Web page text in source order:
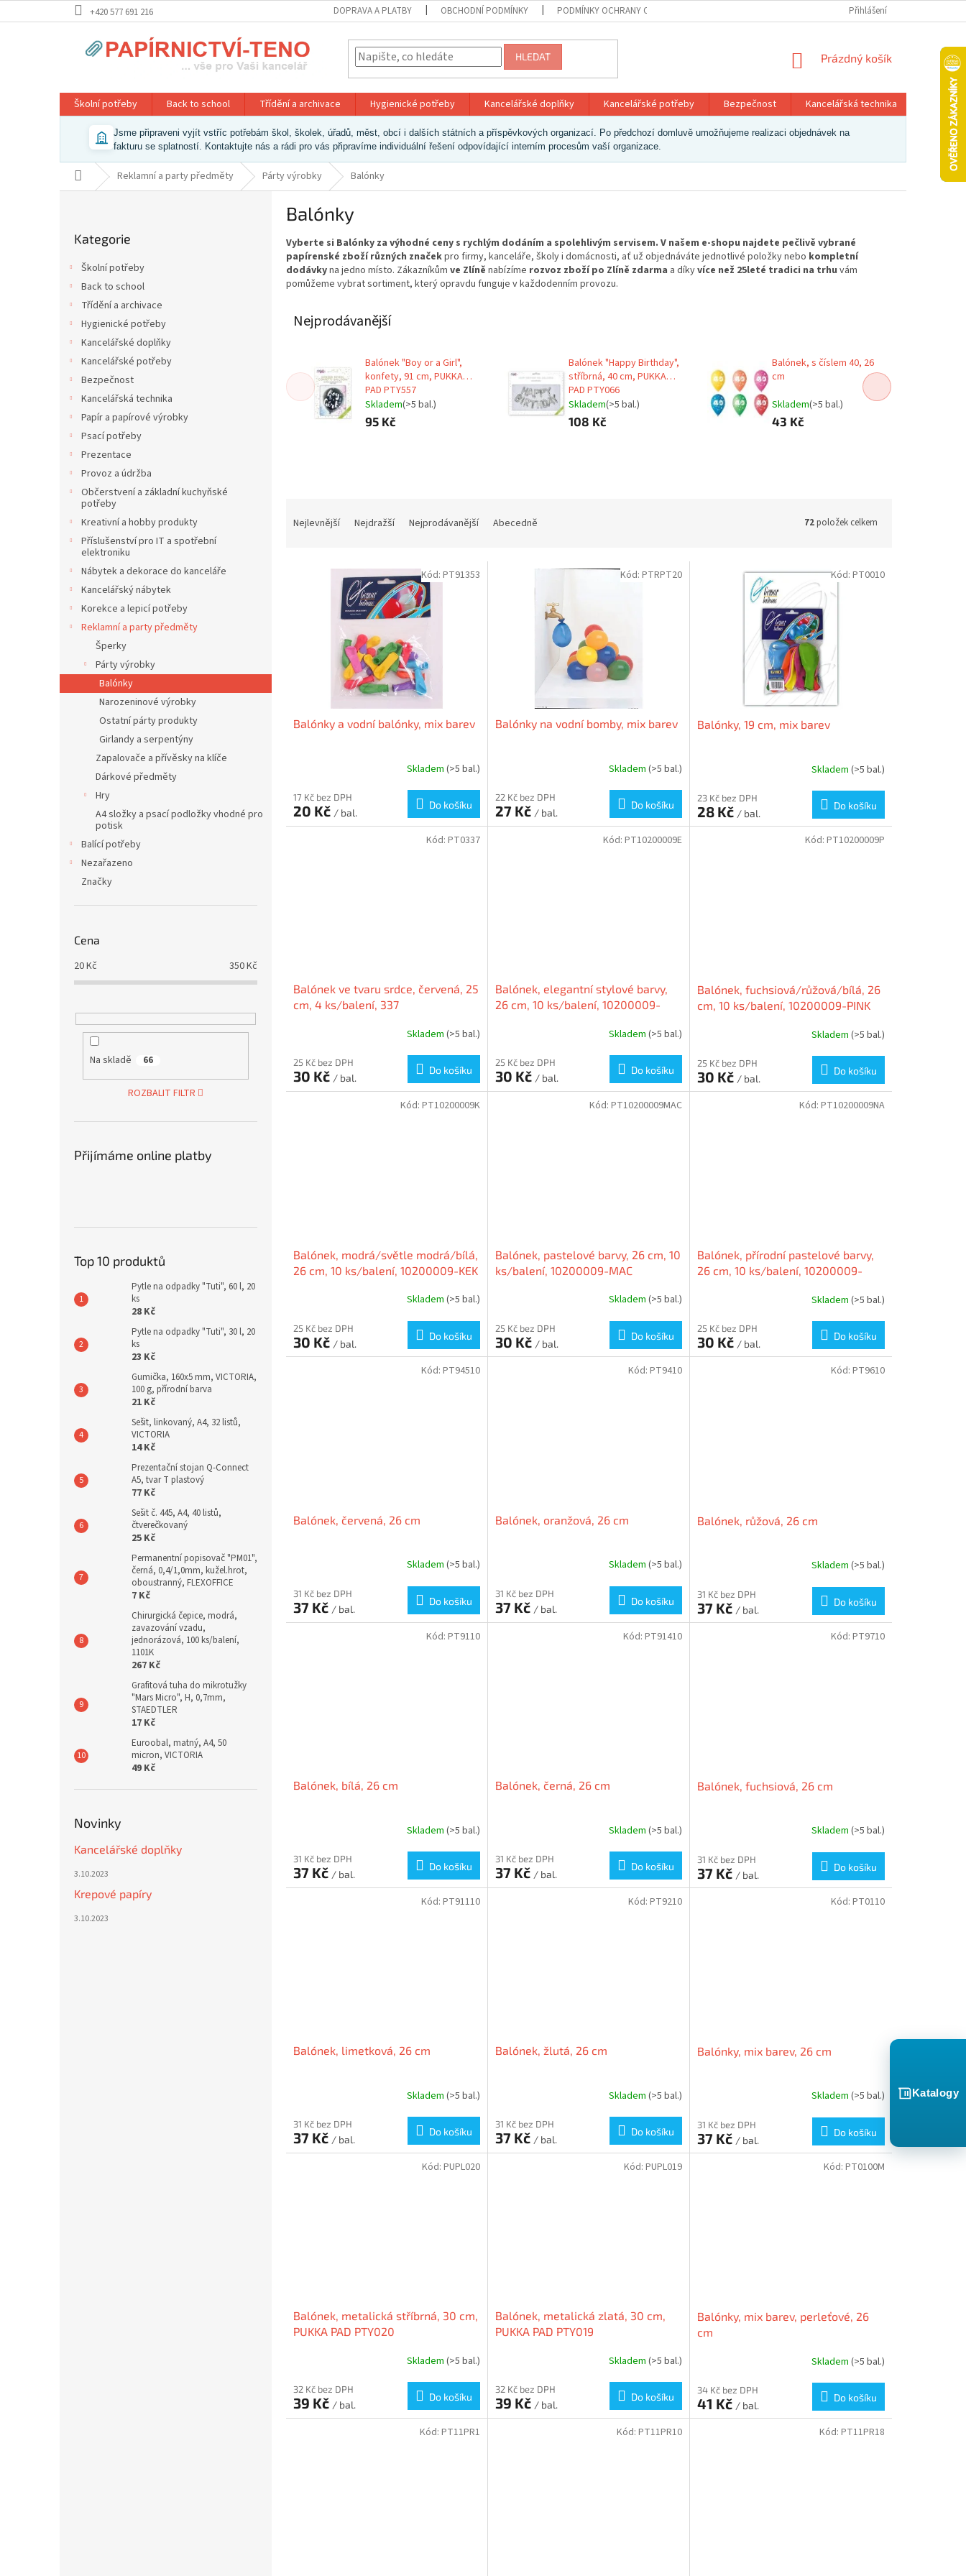
na
+420 577 691 216 DOPRAVA A PLATBY OBCHODNÍ PODMÍNKY PODMÍNKY OCHRANY OSOBNÍCH ÚDAJŮ Přihlášení
HLEDAT
NÁKUPNÍ
Prázdný košík
Školní potřeby Back to school Třídění a archivace Hygienické potřeby Kancelářské doplňky Kancelářské potřeby Bezpečnost Kancelářská technika Papír a
Jsme připraveni vyjít vstříc potřebám škol, školek, úřadů, měst, obcí i dalších státních a příspěvkových organizací. Po předchozí domluvě umožňujeme realizaci objednávek na
fakturu se splatností. Kontaktujte nás a rádi pro vás připravíme individuální řešení odpovídající interním procesům vaší organizace.
Domů Reklamní a party předměty Párty výrobky Balónky
kategorie
Kategorie
Školní potřeby
Back to school
Třídění a archivace
Hygienické potřeby
Kancelářské doplňky
Kancelářské potřeby
Bezpečnost
Kancelářská technika
Papír a papírové výrobky
Psací potřeby
Prezentace
Provoz a údržba
Občerstvení a základní kuchyňské
potřeby
Kreativní a hobby produkty
Příslušenství pro IT a spotřební
elektroniku
Nábytek a dekorace do kanceláře
Kancelářský nábytek
Korekce a lepicí potřeby
Reklamní a party předměty
Šperky
Párty výrobky
Balónky
Narozeninové výrobky
Ostatní párty produkty
Girlandy a serpentýny
Zapalovače a přívěsky na klíče
Dárkové předměty
Hry
A4 složky a psací podložky vhodné pro
potisk
Balící potřeby
Nezařazeno
Značky
Cena
20Kč 350Kč
Na skladě 66
ROZBALIT FILTR
Přijímáme online platby
Top 10 produktů
Pytle na odpadky "Tuti", 60 l, 20
ks
28 Kč
Pytle na odpadky "Tuti", 30 l, 20
ks
23 Kč
Gumička, 160x5 mm, VICTORIA,
100 g, přírodní barva
21 Kč
Sešit, linkovaný, A4, 32 listů,
VICTORIA
14 Kč
Prezentační stojan Q-Connect
A5, tvar T plastový
77 Kč
Sešit č. 445, A4, 40 listů,
čtverečkovaný
25 Kč
Permanentní popisovač "PM01",
černá, 0,4/1,0mm, kužel.hrot,
oboustranný, FLEXOFFICE
7 Kč
Chirurgická čepice, modrá,
zavazování vzadu,
jednorázová, 100 ks/balení,
1101K
267 Kč
Grafitová tuha do mikrotužky
"Mars Micro", H, 0,7mm,
STAEDTLER
17 Kč
Euroobal, matný, A4, 50
micron, VICTORIA
49 Kč
Novinky
Kancelářské doplňky
3.10.2023
Krepové papíry
3.10.2023
Balónky
Vyberte si Balónky za výhodné ceny s rychlým dodáním a spolehlivým servisem. V našem e-shopu najdete pečlivě vybrané
papírenské zboží různých značekpro firmy, kanceláře, školy i domácnosti, ať už objednáváte jednotlivé položky nebo kompletní
dodávkyna jedno místo. Zákazníkům ve Zlíně nabízíme rozvoz zboží po Zlíně zdarma a díkyvíce než 25leté tradici na trhu vám
pomůžeme vybrat sortiment, který opravdu funguje v každodenním provozu.
Nejprodávanější
Balónek "Boy or a Girl",
konfety, 91 cm, PUKKA
PAD PTY557
Skladem(>5 bal.)
95 Kč
Balónek "Happy Birthday",
stříbrná, 40 cm, PUKKA
PAD PTY066
Skladem(>5 bal.)
108 Kč
Balónek, s číslem 40, 26
cm
Skladem(>5 bal.)
43 Kč
Nejlevnější Nejdražší Nejprodávanější Abecedně 72položek celkem
Balónky a vodní balónky, mix barev
Skladem (>5 bal.)
17 Kč bez DPH
20 Kč / bal.
Do košíku
Kód: PT91353
Balónky na vodní bomby, mix barev
Skladem (>5 bal.)
22 Kč bez DPH
27 Kč / bal.
Do košíku
Kód: PTRPT20
Balónky, 19 cm, mix barev
Skladem (>5 bal.)
23 Kč bez DPH
28 Kč / bal.
Do košíku
Kód: PT0010
Balónek ve tvaru srdce, červená, 25
cm, 4 ks/balení, 337
Skladem (>5 bal.)
25 Kč bez DPH
30 Kč / bal.
Do košíku
Kód: PT0337
Balónek, elegantní stylové barvy,
26 cm, 10 ks/balení, 10200009-
Skladem (>5 bal.)
25 Kč bez DPH
30 Kč / bal.
Do košíku
Kód: PT10200009E
Balónek, fuchsiová/růžová/bílá, 26
cm, 10 ks/balení, 10200009-PINK
Skladem (>5 bal.)
25 Kč bez DPH
30 Kč / bal.
Do košíku
Kód: PT10200009P
Balónek, modrá/světle modrá/bílá,
26 cm, 10 ks/balení, 10200009-KEK
Skladem (>5 bal.)
25 Kč bez DPH
30 Kč / bal.
Do košíku
Kód: PT10200009K
Balónek, pastelové barvy, 26 cm, 10
ks/balení, 10200009-MAC
Skladem (>5 bal.)
25 Kč bez DPH
30 Kč / bal.
Do košíku
Kód: PT10200009MAC
Balónek, přírodní pastelové barvy,
26 cm, 10 ks/balení, 10200009-
Skladem (>5 bal.)
25 Kč bez DPH
30 Kč / bal.
Do košíku
Kód: PT10200009NA
Balónek, červená, 26 cm
Skladem (>5 bal.)
31 Kč bez DPH
37 Kč / bal.
Do košíku
Kód: PT94510
Balónek, oranžová, 26 cm
Skladem (>5 bal.)
31 Kč bez DPH
37 Kč / bal.
Do košíku
Kód: PT9410
Balónek, růžová, 26 cm
Skladem (>5 bal.)
31 Kč bez DPH
37 Kč / bal.
Do košíku
Kód: PT9610
Balónek, bílá, 26 cm
Skladem (>5 bal.)
31 Kč bez DPH
37 Kč / bal.
Do košíku
Kód: PT9110
Balónek, černá, 26 cm
Skladem (>5 bal.)
31 Kč bez DPH
37 Kč / bal.
Do košíku
Kód: PT91410
Balónek, fuchsiová, 26 cm
Skladem (>5 bal.)
31 Kč bez DPH
37 Kč / bal.
Do košíku
Kód: PT9710
Balónek, limetková, 26 cm
Skladem (>5 bal.)
31 Kč bez DPH
37 Kč / bal.
Do košíku
Kód: PT91110
Balónek, žlutá, 26 cm
Skladem (>5 bal.)
31 Kč bez DPH
37 Kč / bal.
Do košíku
Kód: PT9210
Balónky, mix barev, 26 cm
Skladem (>5 bal.)
31 Kč bez DPH
37 Kč / bal.
Do košíku
Kód: PT0110
Balónek, metalická stříbrná, 30 cm,
PUKKA PAD PTY020
Skladem (>5 bal.)
32 Kč bez DPH
39 Kč / bal.
Do košíku
Kód: PUPL020
Balónek, metalická zlatá, 30 cm,
PUKKA PAD PTY019
Skladem (>5 bal.)
32 Kč bez DPH
39 Kč / bal.
Do košíku
Kód: PUPL019
Balónky, mix barev, perleťové, 26
cm
Skladem (>5 bal.)
34 Kč bez DPH
41 Kč / bal.
Do košíku
Kód: PT0100M
Kód: PT11PR1 Kód: PT11PR10 Kód: PT11PR18
Katalogy